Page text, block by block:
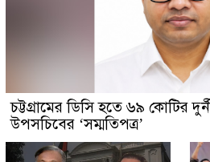
চট্টগ্রামের ডিসি হতে ৬৯ কোটির
উপসচিবের ‘সম্মতিপত্র’